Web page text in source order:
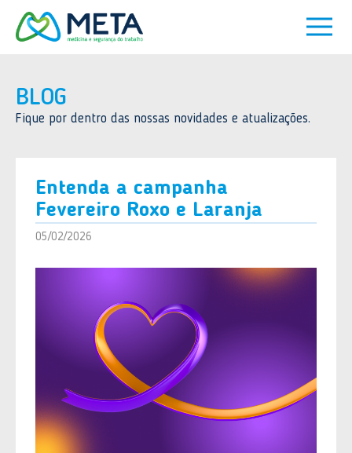
BLOG
Fique por dentro das nossas novidades e atualizações.
Entenda a campanha
Fevereiro Roxo e Laranja
05/02/2026